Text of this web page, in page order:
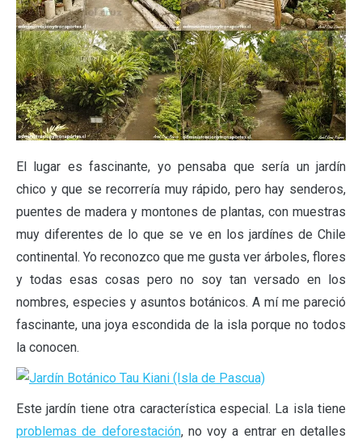
El lugar es fascinante, yo pensaba que sería un jardín
chico y que se recorrería muy rápido, pero hay senderos,
puentes de madera y montones de plantas, con muestras
muy diferentes de lo que se ve en los jardínes de Chile
continental. Yo reconozco que me gusta ver árboles, flores
y todas esas cosas pero no soy tan versado en los
nombres, especies y asuntos botánicos. A mí me pareció
fascinante, una joya escondida de la isla porque no todos
la conocen.
Este jardín tiene otra característica especial. La isla tiene
problemas de deforestación, no voy a entrar en detalles